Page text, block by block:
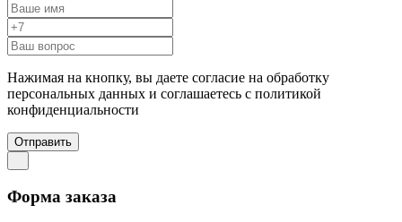
Нажимая на кнопку, вы даете согласие на обработку
персональных данных и соглашаетесь c политикой
конфиденциальности
Отправить
Форма заказа